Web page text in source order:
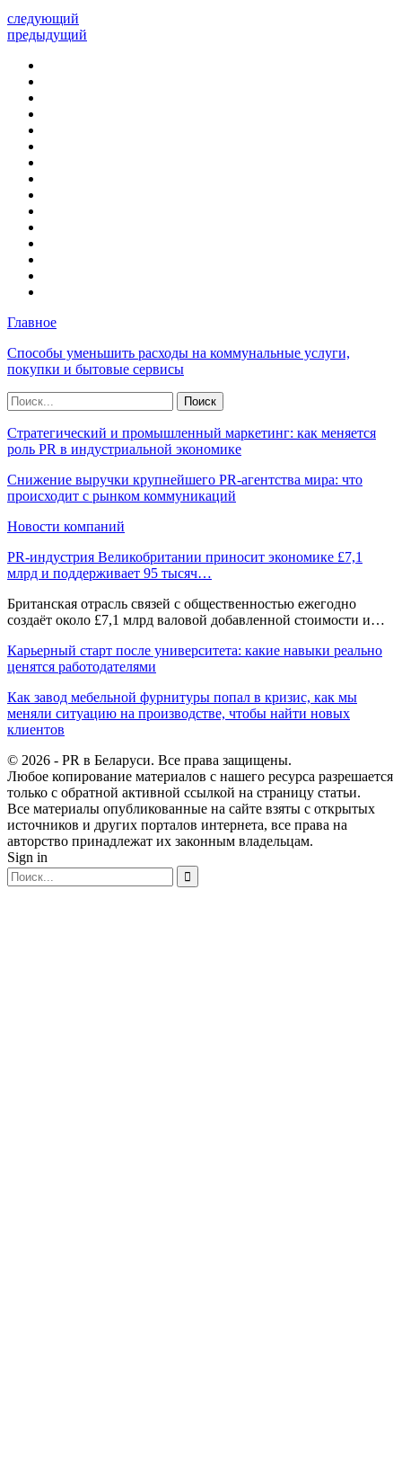
следующий
предыдущий
Главное
Способы уменьшить расходы на коммунальные услуги,
покупки и бытовые сервисы
Стратегический и промышленный маркетинг: как меняется
роль PR в индустриальной экономике
Снижение выручки крупнейшего PR-агентства мира: что
происходит с рынком коммуникаций
Новости компаний
PR-индустрия Великобритании приносит экономике £7,1
млрд и поддерживает 95 тысяч…
Британская отрасль связей с общественностью ежегодно
создаёт около £7,1 млрд валовой добавленной стоимости и…
Карьерный старт после университета: какие навыки реально
ценятся работодателями
Как завод мебельной фурнитуры попал в кризис, как мы
меняли ситуацию на производстве, чтобы найти новых
клиентов
© 2026 - PR в Беларуси. Все права защищены.
Любое копирование материалов с нашего ресурса разрешается
только с обратной активной ссылкой на страницу статьи.
Все материалы опубликованные на сайте взяты с открытых
источников и других порталов интернета, все права на
авторство принадлежат их законным владельцам.
Sign in